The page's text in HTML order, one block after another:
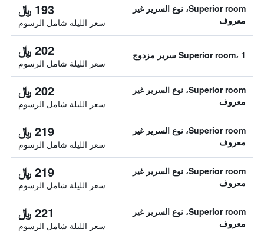
Superior room، نوع السرير غير
معروف
193 ﷼
سعر الليلة شامل الرسوم
Superior room، 1 سرير مزدوج 202 ﷼
سعر الليلة شامل الرسوم
Superior room، نوع السرير غير
معروف
202 ﷼
سعر الليلة شامل الرسوم
Superior room، نوع السرير غير
معروف
219 ﷼
سعر الليلة شامل الرسوم
Superior room، نوع السرير غير
معروف
219 ﷼
سعر الليلة شامل الرسوم
Superior room، نوع السرير غير
معروف
221 ﷼
سعر الليلة شامل الرسوم